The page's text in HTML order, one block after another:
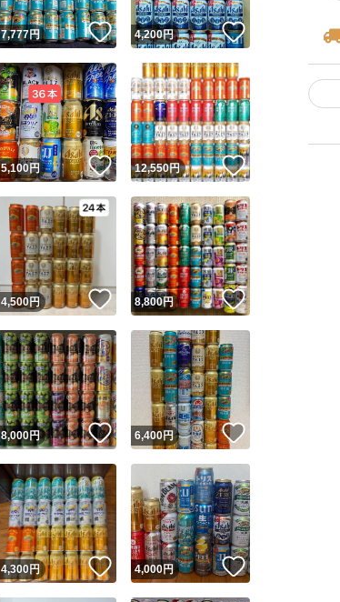
ユーザーの実績について
フリマが定めた一定の基準を満たしたユーザーにバッジ
取引出品者
心取引出品者 Yahoo!フリマの基準をクリアした安心・
績
この商品の情報をコピーします
商品画像の無断転載は禁止されています
ね！
7,777円 いいね！
4,200円
ね！
5,100円 いいね！
12,550円 いいね！
ね！
4,500円 いいね！
8,800円 いいね！
ね！
8,000円 いいね！
6,400円
ね！
4,300円 いいね！
4,000円 いいね！